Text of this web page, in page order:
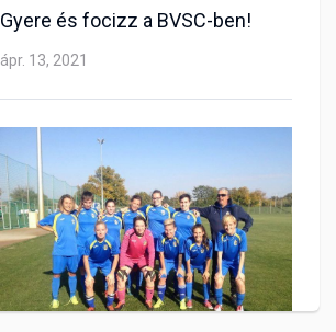
Gyere és focizz a BVSC-ben!
ápr. 13, 2021